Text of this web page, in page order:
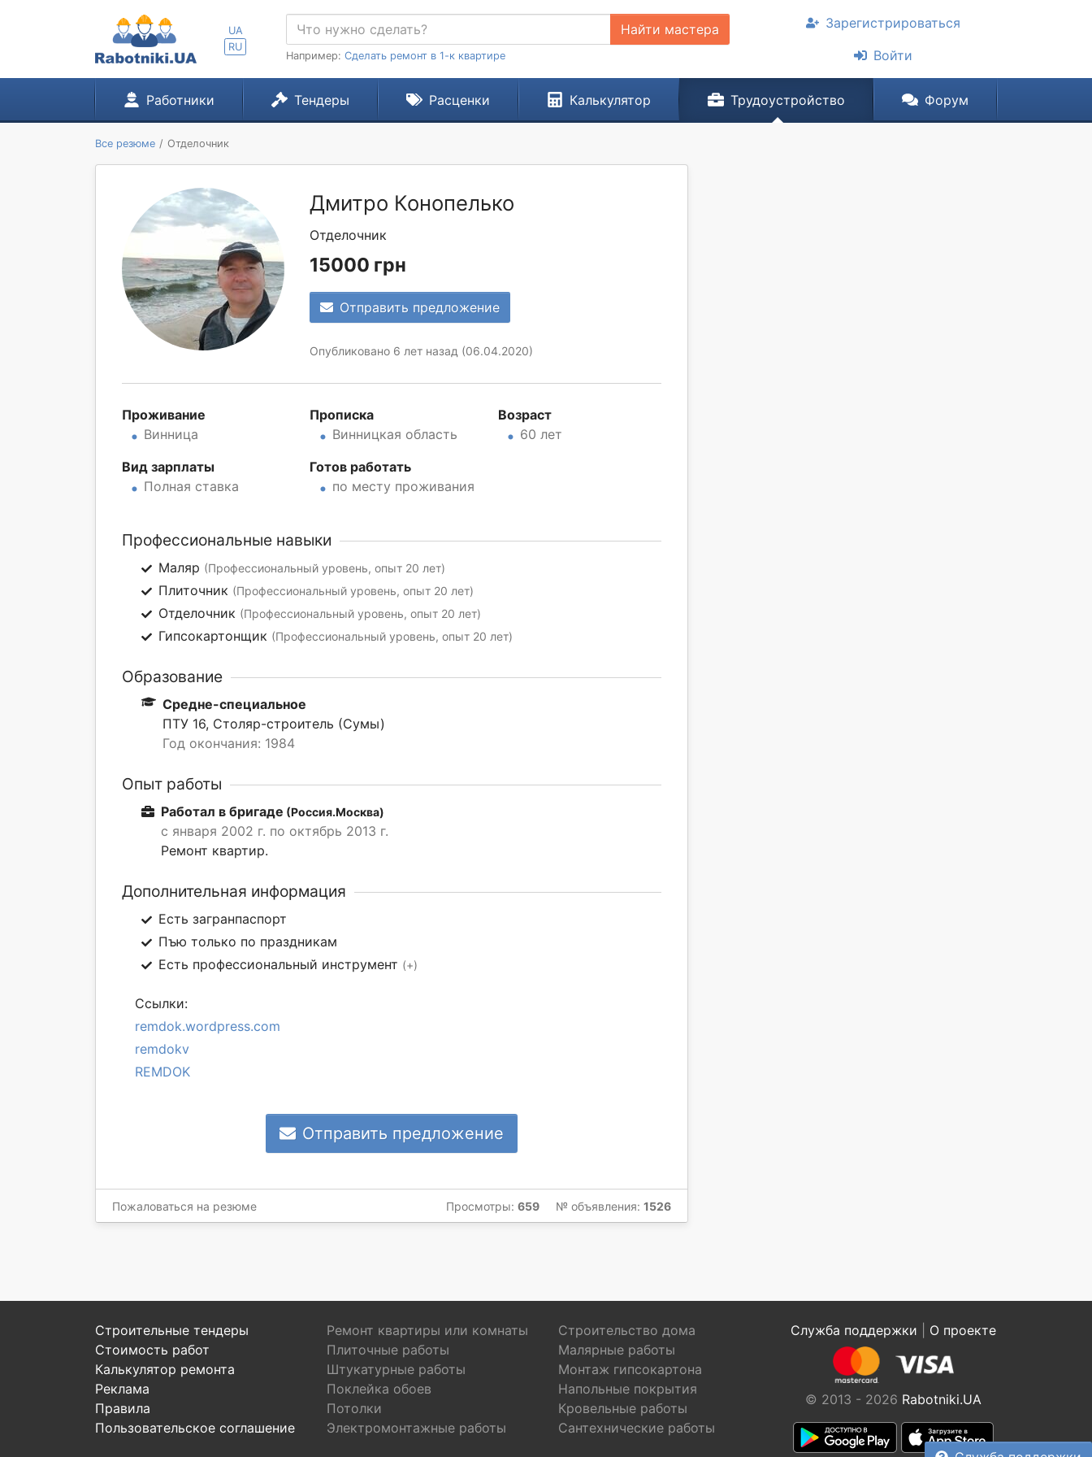
UA
RU
Найти мастера
Например: Сделать ремонт в 1-к квартире
Зарегистрироваться
Войти
Работники Тендеры Расценки Калькулятор Трудоустройство Форум
Все резюме Отделочник
Дмитро Конопелько
Отделочник
15000 грн
Отправить предложение
Опубликовано 6 лет назад (06.04.2020)
Проживание
Винница
Прописка
Винницкая область
Возраст
60 лет
Вид зарплаты
Полная ставка
Готов работать
по месту проживания
Профессиональные навыки
Маляр (Профессиональный уровень, опыт 20 лет)
Плиточник (Профессиональный уровень, опыт 20 лет)
Отделочник (Профессиональный уровень, опыт 20 лет)
Гипсокартонщик (Профессиональный уровень, опыт 20 лет)
Образование
Средне-специальное
ПТУ 16, Столяр-строитель (Сумы)
Год окончания: 1984
Опыт работы
Работал в бригаде (Россия.Москва)
с января 2002 г. по октябрь 2013 г.
Ремонт квартир.
Дополнительная информация
Есть загранпаспорт
Пъю только по праздникам
Есть профессиональный инструмент (+)
Ссылки:
remdok.wordpress.com
remdokv
REMDOK
Отправить предложение
Пожаловаться на резюме Просмотры: 659 № объявления: 1526
Строительные тендеры
Стоимость работ
Калькулятор ремонта
Реклама
Правила
Пользовательское соглашение
Ремонт квартиры или комнаты
Строительство дома
Плиточные работы
Малярные работы
Штукатурные работы
Монтаж гипсокартона
Поклейка обоев
Напольные покрытия
Потолки
Кровельные работы
Электромонтажные работы
Сантехнические работы
Служба поддержки О проекте
© 2013 - 2026 Rabotniki.UA